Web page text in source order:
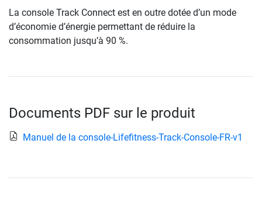
La console Track Connect est en outre dotée d’un mode
d’économie d’énergie permettant de réduire la
consommation jusqu’à 90 %.
Documents PDF sur le produit
Manuel de la console-Lifefitness-Track-Console-FR-v1